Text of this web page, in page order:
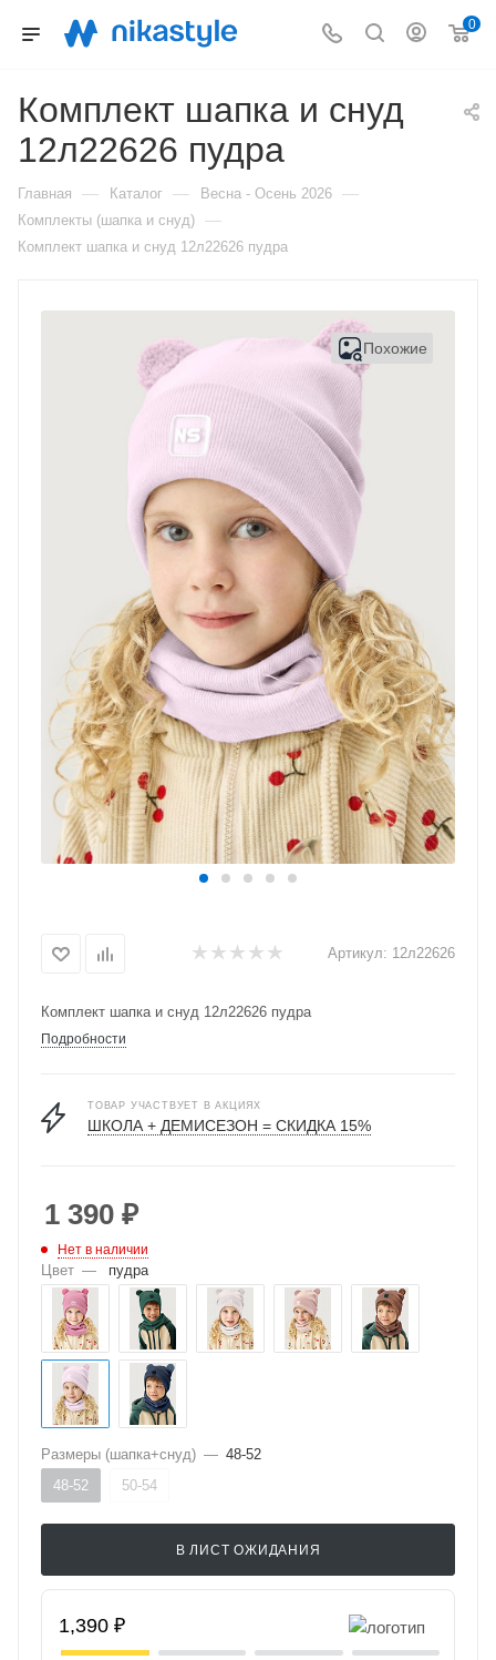
0
Комплект шапка и снуд
12л22626 пудра
Главная — Каталог — Весна - Осень 2026 —
Комплекты (шапка и снуд) —
Комплект шапка и снуд 12л22626 пудра
Похожие
Артикул: 12л22626
Комплект шапка и снуд 12л22626 пудра
Подробности
ТОВАР УЧАСТВУЕТ В АКЦИЯХ
ШКОЛА + ДЕМИСЕЗОН = СКИДКА 15%
1 390 ₽
Нет в наличии
Цвет — пудра
Размеры (шапка+снуд) — 48-52
48-52
50-54
В ЛИСТ ОЖИДАНИЯ
1,390 ₽